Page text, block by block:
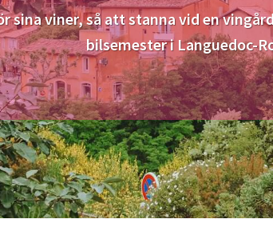
sina viner, så att stanna vid en
bilsemester i Languedoc-